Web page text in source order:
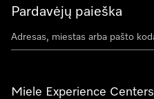
Pardavėjų paieška
Miele Experience Centers